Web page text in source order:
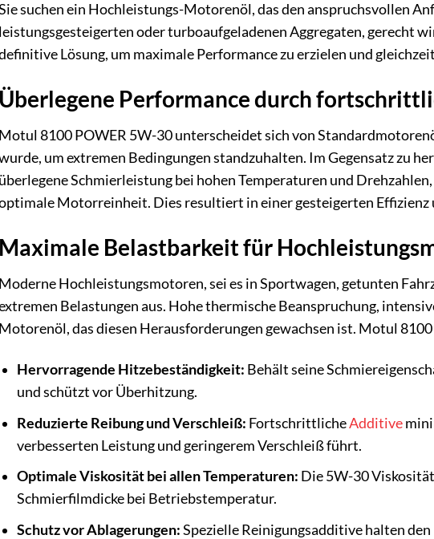
suchen ein Hochleistungs-Motorenöl, das den anspruchsvollen
leistungsgesteigerten oder turboaufgeladenen Aggregaten, gerecht
Lösung, um maximale Performance zu erzielen und
Überlegene Performance durch
Motul 8100 POWER 5W-30 unterscheidet sich von
um extremen Bedingungen standzuhalten. Im Gegensatz zu
überlegene Schmierleistung bei hohen Temperaturen und
Motorreinheit. Dies resultiert in einer gesteigerten Effizienz
Maximale Belastbarkeit für
Moderne Hochleistungsmotoren, sei es in Sportwagen, getunten
Belastungen aus. Hohe thermische Beanspruchung,
Motorenöl, das diesen Herausforderungen gewachsen ist. Motul
Hervorragende Hitzebeständigkeit: Behält seine
und schützt vor Überhitzung.
Reduzierte Reibung und Verschleiß: FortschrittlicheAdditive
verbesserten Leistung und geringerem Verschleiß führt.
Optimale Viskosität bei allen Temperaturen: Die 5W-30
Schmierfilmdicke bei Betriebstemperatur.
Schutz vor Ablagerungen:Spezielle Reinigungsadditive halten